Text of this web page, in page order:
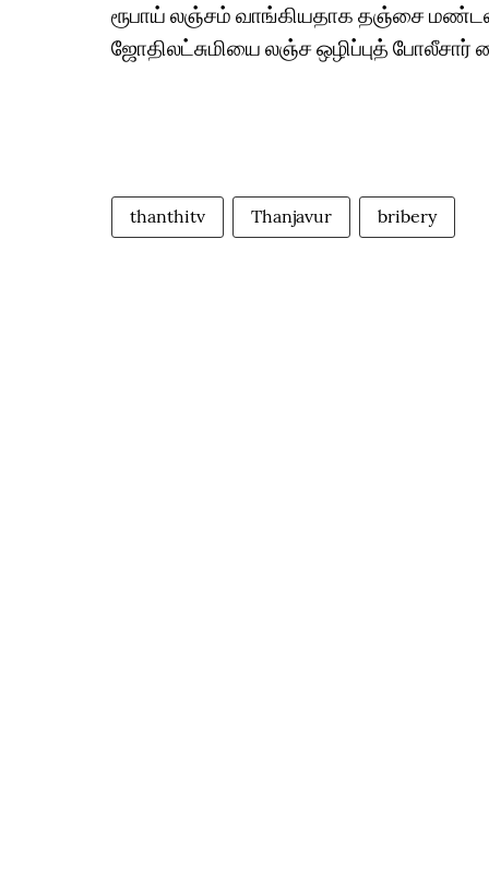
ரூபாய் லஞ்சம் வாங்கியதாக தஞ்சை
ஜோதிலட்சுமியை லஞ்ச ஒழிப்புத் போலீசார்
thanthitv Thanjavur bribery